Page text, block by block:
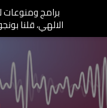
برامج ومنوعات
الالهي، قلنا